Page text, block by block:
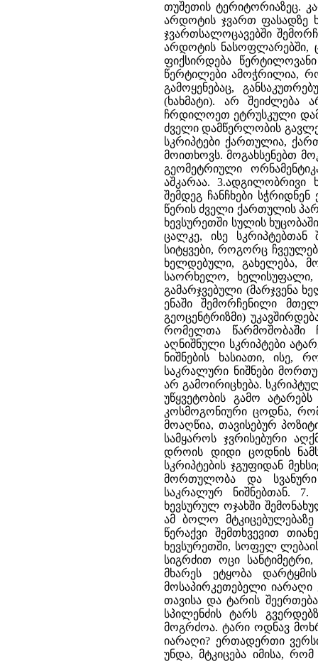
თუშეთის ტერიტორიაზეც.
არდოტის ჯვართ ფასადზე
ჯვართსალოცავებში
არდოტის ნასოფლარებში,
ფიქსირდება
წერტილები ამოჭრილია,
გამოყენებაც,
(ხახმატი). არ შეიძლება
ჩრდილოეთ ეტრუსკული
ძველი დამწერლობის
სკრიპტები ქართულია,
მოითხოვს. მოგახსენებთ
გეომეტრიული
აშკარაა. 3.ადგილობრივი
შემდეგ ჩანჩხები სჭრიდნენ
წერის ძველი ქართულის
ხევსურეთში სულის
ცალკე, ისე
სიტყვები, როგორც
ხელდებული, გახელება,
საორხელო, ხელისუფალი,
გამარჯვებული (მარჯვენა
ენაში შემორჩენილი
გეოცენტრიზმი)
რომელთა წარმოშობაში
აღნიშნული სკრიპტები
ნიშნების ხასიათი, ისე,
საკრალური ნიშნები
არ გამოირიცხება.
უწყვეტობის გამო
კოსმოგონიური ცოდნა,
მოაღწია, თავისებურ
სამყაროს ჯვრისებური
დროის დიდი ცოდნის
სკრიპტების ჯგუფიდან
მორთულობა და სვანური
საკრალურ ნიშნებთან.
ხევსურულ ოჯახში
ამ ბოლო მტკიცებულებაზე
წერაქვი შემთხვევით
ხევსურეთში, სოფელ
სიგრძით ოცი სანტიმეტრი,
მხარეს ეტყობა
მოსაპირკეთებელი
თავისა და ტარის
სპილენძის ტარს
მოგრძოა. ტარი ოდნავ
იარაღი? ერთადერთი
უნდა, მტკიცება იმისა,